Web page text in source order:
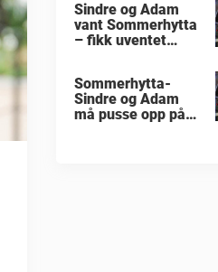
Sindre og Adam
vant Sommerhytta
– fikk uventet
Sommerhytta-
Sindre og Adam
må pusse opp på